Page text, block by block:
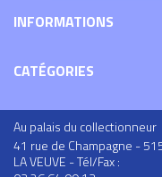
INFORMATIONS
CATÉGORIES
Au palais du collectionneur
41 rue de Champagne -
LA VEUVE - Tél/Fax :